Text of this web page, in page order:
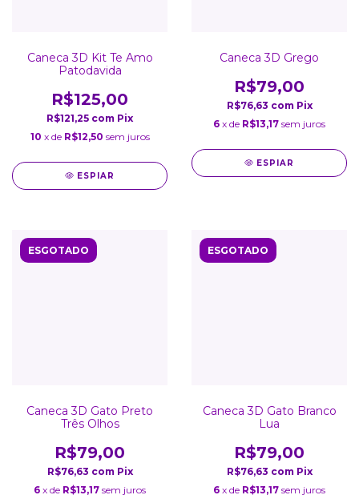
Caneca 3D Kit Te Amo
Patodavida
R$125,00
R$121,25 com Pix
10 x de R$12,50 sem juros
ESPIAR
Caneca 3D Grego
R$79,00
R$76,63 com Pix
6 x de R$13,17 sem juros
ESPIAR
ESGOTADO
Caneca 3D Gato Preto
Três Olhos
R$79,00
R$76,63 com Pix
6 x de R$13,17 sem juros
ESGOTADO
Caneca 3D Gato Branco
Lua
R$79,00
R$76,63 com Pix
6 x de R$13,17 sem juros